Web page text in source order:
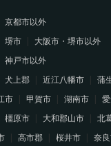
京都市以外
堺市
大阪市・堺市以外
神戸市以外
犬上郡 近江八幡市 蒲
市 甲賀市 湖南市
橿原市 大和郡山市 北
高市郡 桜井市 奈